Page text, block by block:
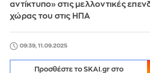
αντίκτυπο» στις μελλοντικές
χώρας του στις ΗΠΑ
09:39, 11.09.2025
Προσθέστε το SKAI.gr στο